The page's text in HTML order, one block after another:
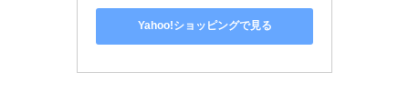
Yahoo!ショッピングで見る